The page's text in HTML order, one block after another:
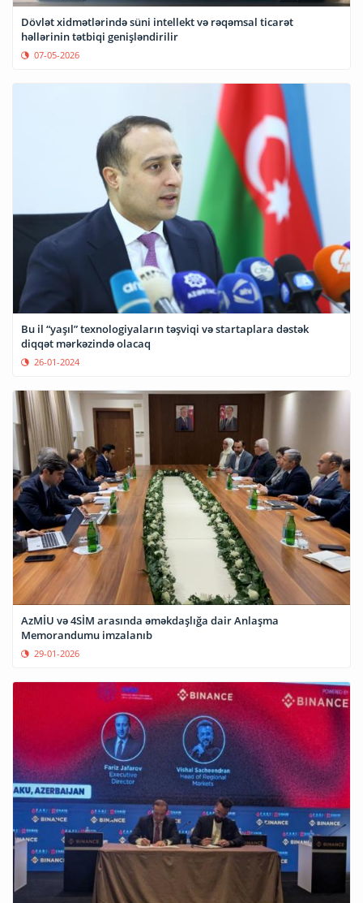
Dövlət xidmətlərində süni intellekt və rəqəmsal ticarət
həllərinin tətbiqi genişləndirilir
07-05-2026
Bu il “yaşıl” texnologiyaların təşviqi və startaplara dəstək
diqqət mərkəzində olacaq
26-01-2024
AzMİU və 4SİM arasında əməkdaşlığa dair Anlaşma
Memorandumu imzalanıb
29-01-2026